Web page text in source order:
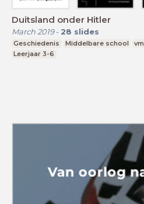
Duitsland onder Hitler
March 2019- 28 slides
Geschiedenis Middelbare school
Leerjaar 3-6